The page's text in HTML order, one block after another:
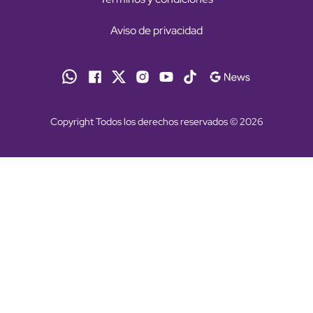
Aviso de privacidad
Copyright Todos los derechos reservados © 2026